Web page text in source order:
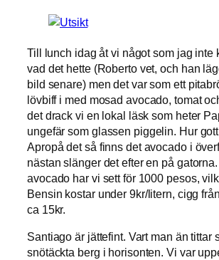
Till lunch idag åt vi något som jag inte
vad det hette (Roberto vet, och han
bild senare) men det var som ett
lövbiff i med mosad avocado, tomat
det drack vi en lokal läsk som heter
ungefär som glassen piggelin. Hur
Apropå det så finns det avocado i
nästan slänger det efter en på
avocado har vi sett för 1000 pesos,
Bensin kostar under 9kr/litern, cigg
ca 15kr.
Santiago är jättefint. Vart man än tittar
snötäckta berg i horisonten. Vi var